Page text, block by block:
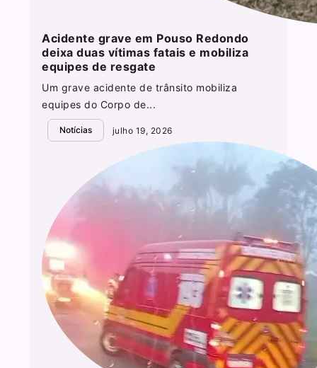
Acidente grave em Pouso Redondo
deixa duas vítimas fatais e mobiliza
equipes de resgate
Um grave acidente de trânsito mobiliza
equipes do Corpo de...
Notícias julho 19, 2026